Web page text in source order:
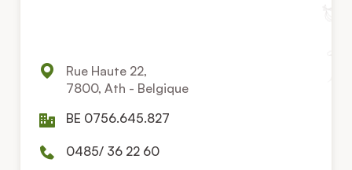
Rue Haute 22,
7800, Ath - Belgique
BE 0756.645.827
0485/ 36 22 60